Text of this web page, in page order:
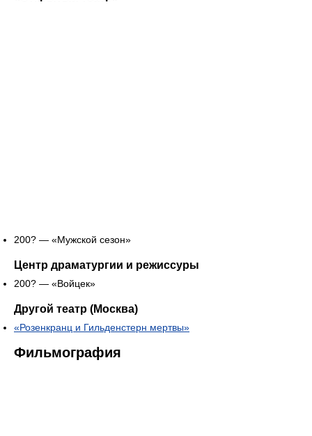
200? — «Мужской сезон»
Центр драматургии и режиссуры
200? — «Войцек»
Другой театр (Москва)
«Розенкранц и Гильденстерн мертвы»
Фильмография